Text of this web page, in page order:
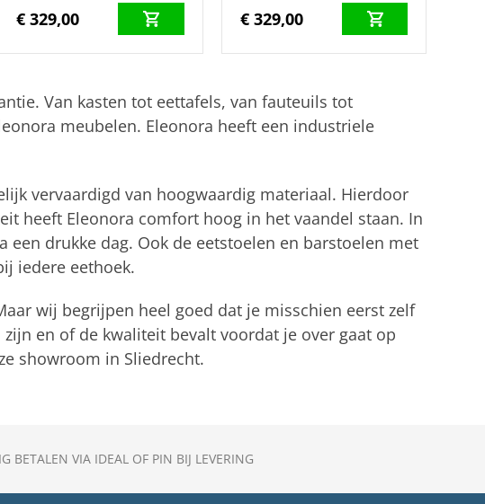
€ 329,00 € 329,00
Van kasten tot eettafels, van fauteuils tot
meubelen. Eleonora heeft een industriele
vervaardigd van hoogwaardig materiaal. Hierdoor
heeft Eleonora comfort hoog in het vaandel staan. In
drukke dag. Ook de eetstoelen en barstoelen met
iedere eethoek.
wij begrijpen heel goed dat je misschien eerst zelf
en of de kwaliteit bevalt voordat je over gaat op
showroom in Sliedrecht.
BETALEN VIA IDEAL OF PIN BIJ LEVERING